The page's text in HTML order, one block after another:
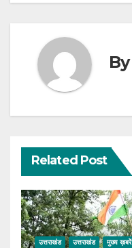
By
Related Post
उत्तराखंड उत्तराखंड मुख्य ख़बरें